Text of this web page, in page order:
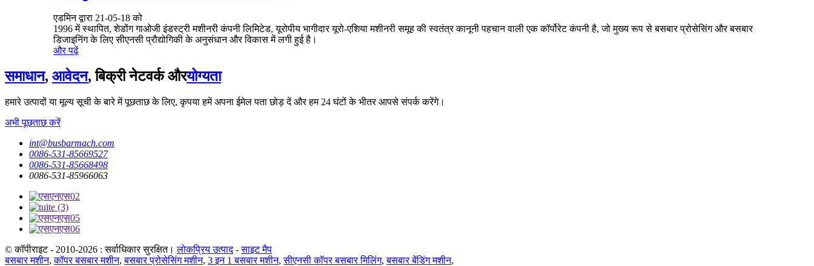
एडमिन द्वारा 21-05-18 को
1996 में स्थापित, शेडोंग गाओजी इंडस्ट्री मशीनरी कंपनी लिमिटेड, यूरोपीय भागीदार यूरो-एशिया मशीनरी समूह की स्वतंत्र कानूनी पहचान वाली एक कॉर्पोरेट कंपनी है, जो मुख्य रूप से बसबार प्रोसेसिंग और बसबार
डिजाइनिंग के लिए सीएनसी प्रौद्योगिकी के अनुसंधान और विकास में लगी हुई है।
और पढ़ें
समाधान, आवेदन, बिक्री नेटवर्क औरयोग्यता
हमारे उत्पादों या मूल्य सूची के बारे में पूछताछ के लिए, कृपया हमें अपना ईमेल पता छोड़ दें और हम 24 घंटों के भीतर आपसे संपर्क करेंगे।
अभी पूछताछ करें
int@busbarmach.com
0086-531-85669527
0086-531-85668498
0086-531-85966063
© कॉपीराइट - 2010-2026 : सर्वाधिकार सुरक्षित। लोकप्रिय उत्पाद-साइट मैप
बसबार मशीन,कॉपर बसबार मशीन,बसबार प्रोसेसिंग मशीन, 3 इन 1 बसबार मशीन,सीएनसी कॉपर बसबार मिलिंग,बसबार बेंडिंग मशीन,